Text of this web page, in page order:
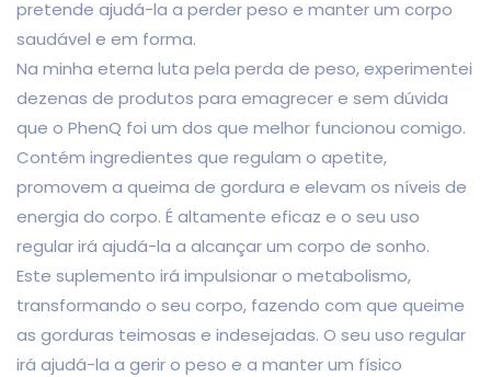
pretende ajudá-la a perder peso e manter um corpo
saudável e em forma.
Na minha eterna luta pela perda de peso, experimentei
dezenas de produtos para emagrecer e sem dúvida
que o PhenQ foi um dos que melhor funcionou comigo.
Contém ingredientes que regulam o apetite,
promovem a queima de gordura e elevam os níveis de
energia do corpo. É altamente eficaz e o seu uso
regular irá ajudá-la a alcançar um corpo de sonho.
Este suplemento irá impulsionar o metabolismo,
transformando o seu corpo, fazendo com que queime
as gorduras teimosas e indesejadas. O seu uso regular
irá ajudá-la a gerir o peso e a manter um físico